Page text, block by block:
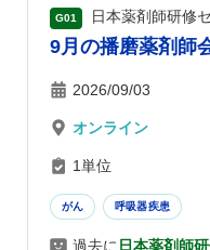
G01 日本薬剤師研修
9月の播磨薬剤師
2026/09/03
オンライン
1単位
がん 呼吸器疾患
過去に 日本薬剤師